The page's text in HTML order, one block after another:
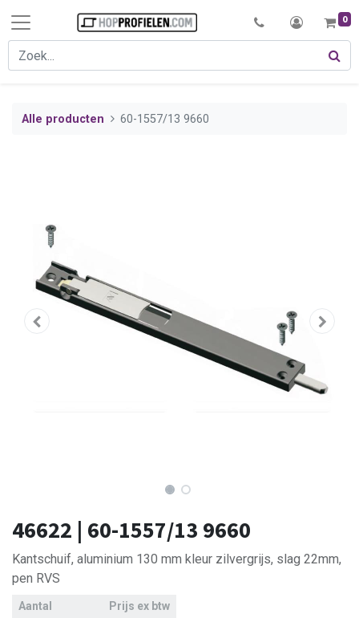
0
Alle producten 60-1557/13 9660
46622 | 60-1557/13 9660
Kantschuif, aluminium 130 mm kleur zilvergrijs, slag 22mm,
pen RVS
Aantal Prijs ex btw